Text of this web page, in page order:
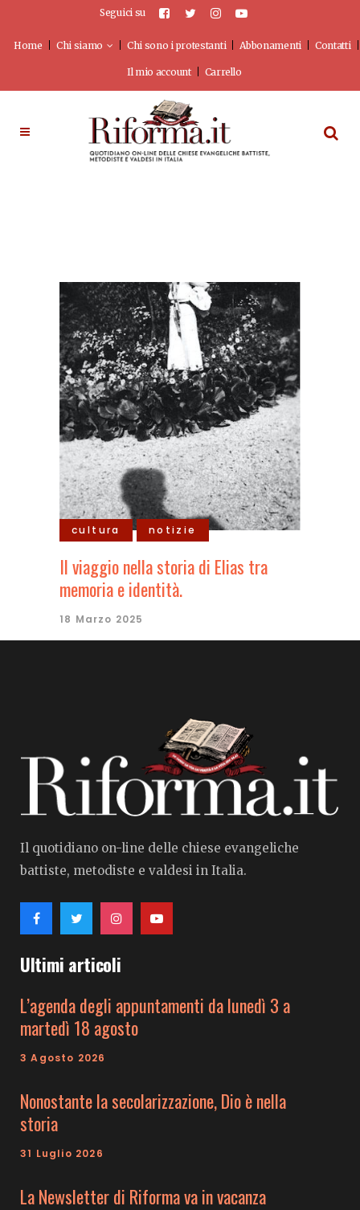
Seguici su
Home Chi siamo Chi sono i protestanti Abbonamenti Contatti
Il mio account Carrello
cultura notizie
Il viaggio nella storia di Elias tra
memoria e identità.
18 Marzo 2025
Il quotidiano on-line delle chiese evangeliche
battiste, metodiste e valdesi in Italia.
Ultimi articoli
L’agenda degli appuntamenti da lunedì 3 a
martedì 18 agosto
3 Agosto 2026
Nonostante la secolarizzazione, Dio è nella
storia
31 Luglio 2026
La Newsletter di Riforma va in vacanza